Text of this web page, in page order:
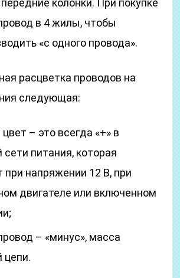
колонки. При покупке
в 4 жилы, чтобы
«с одного провода».
расцветка проводов на
следующая:
– это всегда «+» в
сети питания, которая
при напряжении 12 В, при
двигателе или включенном
– «минус», масса
цепи.